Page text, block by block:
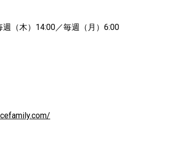
木）14:00／毎週（月）6:00